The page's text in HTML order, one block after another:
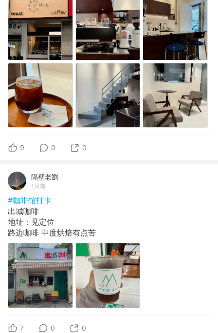
9 0 0
隔壁老劉
1月前
#咖啡馆打卡
出城咖啡
地址：见定位
路边咖啡 中度烘焙有点苦
7 0 0